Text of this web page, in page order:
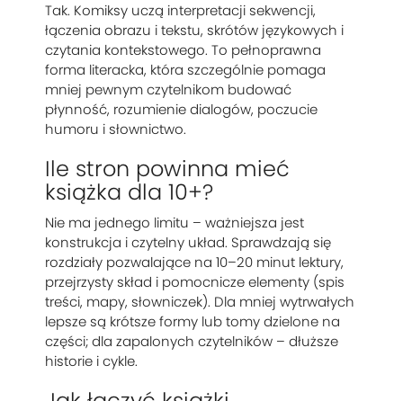
Tak. Komiksy uczą interpretacji sekwencji,
łączenia obrazu i tekstu, skrótów językowych i
czytania kontekstowego. To pełnoprawna
forma literacka, która szczególnie pomaga
mniej pewnym czytelnikom budować
płynność, rozumienie dialogów, poczucie
humoru i słownictwo.
Ile stron powinna mieć
książka dla 10+?
Nie ma jednego limitu – ważniejsza jest
konstrukcja i czytelny układ. Sprawdzają się
rozdziały pozwalające na 10–20 minut lektury,
przejrzysty skład i pomocnicze elementy (spis
treści, mapy, słowniczek). Dla mniej wytrwałych
lepsze są krótsze formy lub tomy dzielone na
części; dla zapalonych czytelników – dłuższe
historie i cykle.